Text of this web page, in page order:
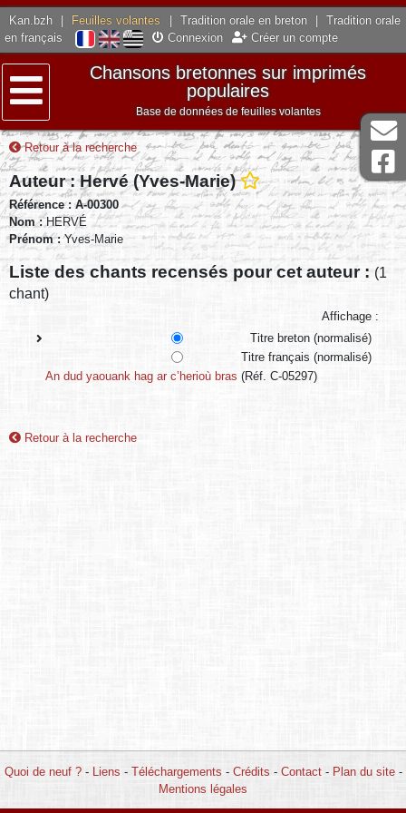
Kan.bzh Feuilles volantes Tradition orale en breton
Tradition orale
en français
Connexion Créer un compte
Menu
Chansons bretonnes sur imprimés
populaires
Base de données de feuilles volantes
Retour à la recherche
Auteur : Hervé (Yves-Marie)
Référence : A-00300
Nom :HERVÉ
Prénom :Yves-Marie
Liste des chants recensés pour cet auteur : (1
chant)
Affichage :
Titre breton (normalisé)
Titre français (normalisé)
An dud yaouank hag ar c’herioù bras (Réf. C-05297)
Retour à la recherche
Quoi de neuf ?- Liens - Téléchargements - Crédits - Contact- Plan du site-
Mentions légales